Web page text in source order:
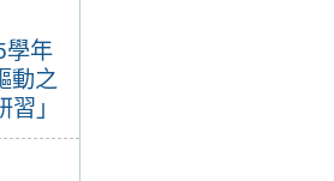
學年
動之
」